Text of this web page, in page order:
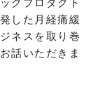
クプロダクト
した月経痛緩
ネスを取り巻
話いただきま